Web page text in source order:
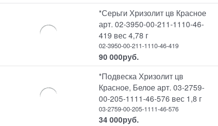
*Серьги Хризолит цв Красное
арт. 02-3950-00-211-1110-46-
419 вес 4,78 г
02-3950-00-211-1110-46-419
90 000руб.
*Подвеска Хризолит цв
Красное, Белое арт. 03-2759-
00-205-1111-46-576 вес 1,8 г
03-2759-00-205-1111-46-576
34 000руб.